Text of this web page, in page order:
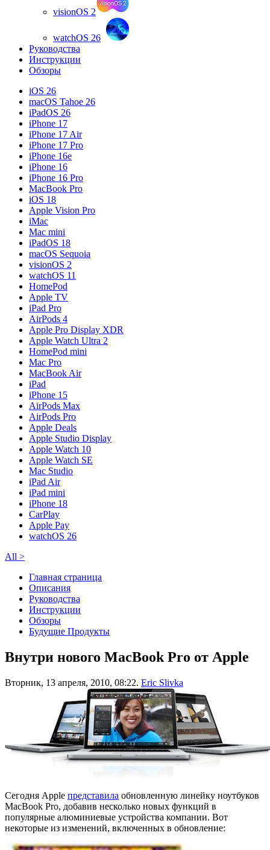
visionOS 2
watchOS 26
Руководства
Инструкции
Обзоры
iOS 26
macOS Tahoe 26
iPadOS 26
iPhone 17
iPhone 17 Air
iPhone 17 Pro
iPhone 16e
iPhone 16
iPhone 16 Pro
MacBook Pro
iOS 18
Apple Vision Pro
iMac
Mac mini
iPadOS 18
macOS Sequoia
visionOS 2
watchOS 11
HomePod
Apple TV
iPad Pro
AirPods 4
Apple Pro Display XDR
Apple Watch Ultra 2
HomePod mini
Mac Pro
MacBook Air
iPad
iPhone 15
AirPods Max
AirPods Pro
Apple Deals
Apple Studio Display
Apple Watch 10
Apple Watch SE
Mac Studio
iPad Air
iPad mini
iPhone 18
CarPlay
Apple Pay
watchOS 26
All >
Главная страница
Описания
Руководства
Инструкции
Обзоры
Будущие Продукты
Внутри нового MacBook Pro от Apple
Вторник, 13 апреля, 2010, 08:22. Eric Slivka
Сегодня Apple представила обновленную линейку ноутбуков
MacBook Pro, добавив несколько новых функций в
популярные алюминиевые устройства компании. Вот
некоторые из изменений, включенных в обновление: